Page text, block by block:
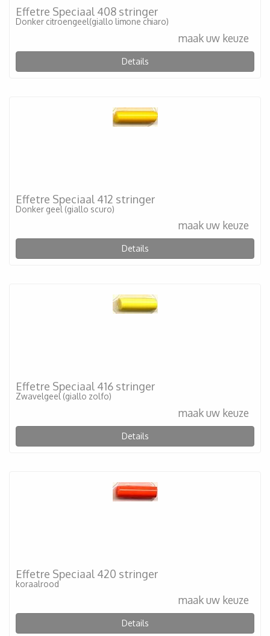
Effetre Speciaal 408 stringer
Donker citroengeel(giallo limone chiaro)
maak uw keuze
Details
Effetre Speciaal 412 stringer
Donker geel (giallo scuro)
maak uw keuze
Details
Effetre Speciaal 416 stringer
Zwavelgeel (giallo zolfo)
maak uw keuze
Details
Effetre Speciaal 420 stringer
koraalrood
maak uw keuze
Details